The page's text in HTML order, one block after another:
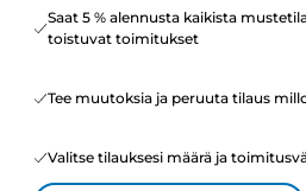
Saat 5 % alennusta kaikista
toistuvat toimitukset
Tee muutoksia ja peruuta tilaus
Valitse tilauksesi määrä ja